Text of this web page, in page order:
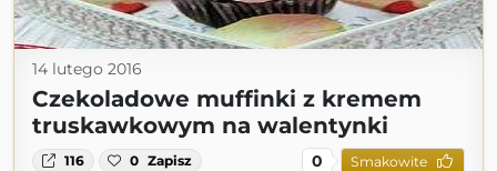
14 lutego 2016
Czekoladowe muffinki z kremem
truskawkowym na walentynki
116 0 Zapisz 0 Smakowite